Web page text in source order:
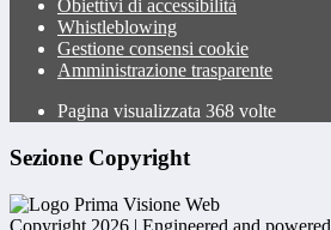
Obiettivi di accessibilità
Whistleblowing
Gestione consensi cookie
Amministrazione trasparente
Pagina visualizzata 368 volte
Sezione Copyright
Copyright 2026 | Engineered and